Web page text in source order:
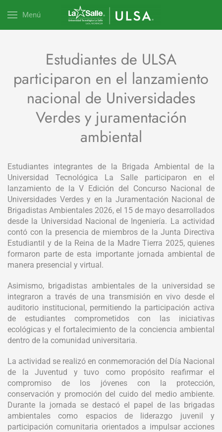
Menú
Estudiantes de ULSA
participaron en el lanzamiento
nacional de Universidades
Verdes y juramentación
ambiental
Estudiantes integrantes de la Brigada Ambiental de la
Universidad Tecnológica La Salle participaron en el
lanzamiento de la V Edición del Concurso Nacional de
Universidades Verdes y en la Juramentación Nacional de
Brigadistas Ambientales 2026, el 15 de mayo desarrollados
desde la Universidad Nacional de Ingeniería. La actividad
contó con la presencia de miembros de la Junta Directiva
Estudiantil y de la Reina de la Madre Tierra 2025, quienes
formaron parte de esta importante jornada ambiental de
manera presencial y virtual.
Asimismo, brigadistas ambientales de la universidad se
integraron a través de una transmisión en vivo desde el
auditorio institucional, permitiendo la participación activa
de estudiantes comprometidos con las iniciativas
ecológicas y el fortalecimiento de la conciencia ambiental
dentro de la comunidad universitaria.
La actividad se realizó en conmemoración del Día Nacional
de la Juventud y tuvo como propósito reafirmar el
compromiso de los jóvenes con la protección,
conservación y promoción del cuido del medio ambiente.
Durante la jornada se destacó el papel de las brigadas
ambientales como espacios de liderazgo juvenil y
participación comunitaria orientados a impulsar acciones